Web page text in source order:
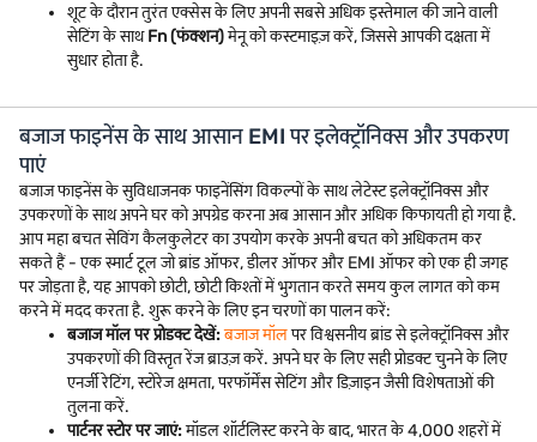
शूट के दौरान तुरंत एक्सेस के लिए अपनी सबसे अधिक इस्तेमाल की जाने वाली
सेटिंग के साथFn (फंक्शन)मेनू को कस्टमाइज़ करें, जिससे आपकी दक्षता में
सुधार होता है.
बजाज फाइनेंस के साथ आसान EMI पर इलेक्ट्रॉनिक्स और उपकरण
पाएं
बजाज फाइनेंस के सुविधाजनक फाइनेंसिंग विकल्पों के साथ लेटेस्ट इलेक्ट्रॉनिक्स और
उपकरणों के साथ अपने घर को अपग्रेड करना अब आसान और अधिक किफायती हो गया है.
आप महा बचत सेविंग कैलकुलेटर का उपयोग करके अपनी बचत को अधिकतम कर
सकते हैं - एक स्मार्ट टूल जो ब्रांड ऑफर, डीलर ऑफर और EMI ऑफर को एक ही जगह
पर जोड़ता है, यह आपको छोटी, छोटी किश्तों में भुगतान करते समय कुल लागत को कम
करने में मदद करता है. शुरू करने के लिए इन चरणों का पालन करें:
बजाज मॉल पर प्रोडक्ट देखें:बजाज मॉलपर विश्वसनीय ब्रांड से इलेक्ट्रॉनिक्स और
उपकरणों की विस्तृत रेंज ब्राउज़ करें. अपने घर के लिए सही प्रोडक्ट चुनने के लिए
एनर्जी रेटिंग, स्टोरेज क्षमता, परफॉर्मेंस सेटिंग और डिज़ाइन जैसी विशेषताओं की
तुलना करें.
पार्टनर स्टोर पर जाएं:मॉडल शॉर्टलिस्ट करने के बाद, भारत के 4,000 शहरों में